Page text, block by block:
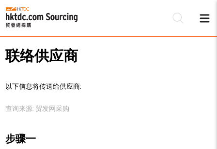
联络供应商
以下信息将传送给供应商:
查询来源: 贸发网采购
步骤一